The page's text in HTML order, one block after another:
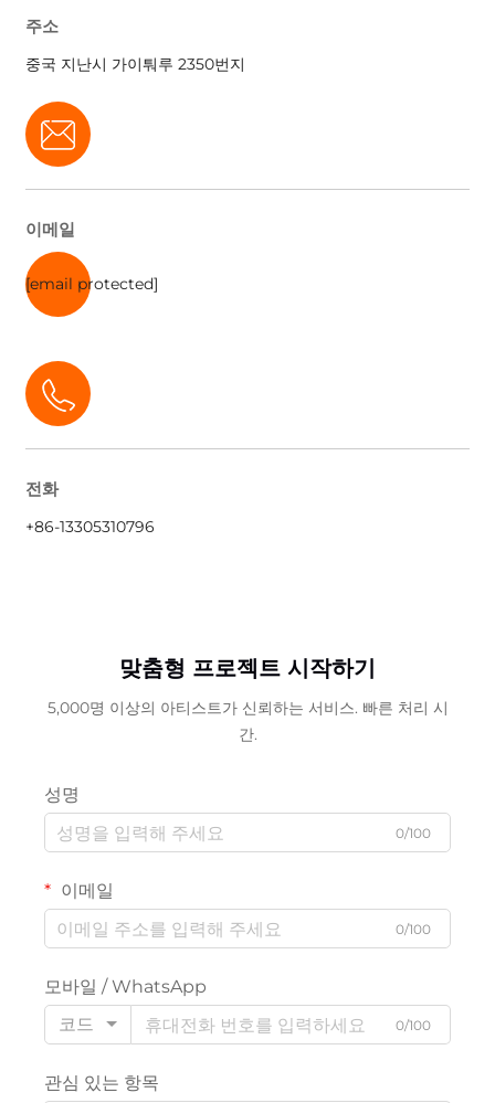
주소
중국 지난시 가이퉈루 2350번지
이메일
[email protected]
전화
+86-13305310796
맞춤형 프로젝트 시작하기
5,000명 이상의 아티스트가 신뢰하는 서비스. 빠른 처리 시
간.
성명
0/100
이메일
0/100
모바일 / WhatsApp
코드
0/100
관심 있는 항목